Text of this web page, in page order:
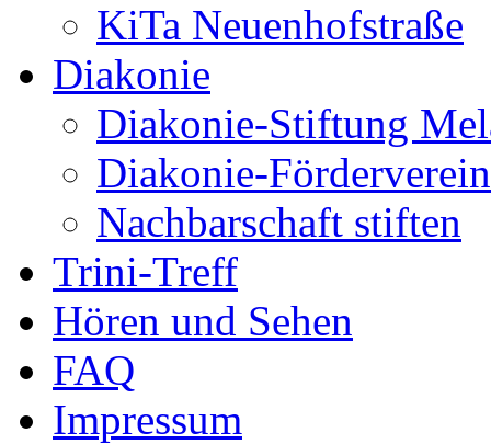
KiTa Neuenhofstraße
Diakonie
Diakonie-Stiftung
Diakonie-
Nachbarschaft stiften
Trini-Treff
Hören und Sehen
FAQ
Impressum